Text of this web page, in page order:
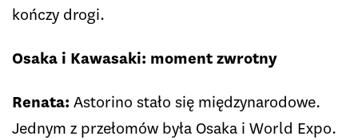
kończy drogi.
Osaka i Kawasaki: moment zwrotny
Renata: Astorino stało się międzynarodowe.
Jednym z przełomów była Osaka i World Expo.